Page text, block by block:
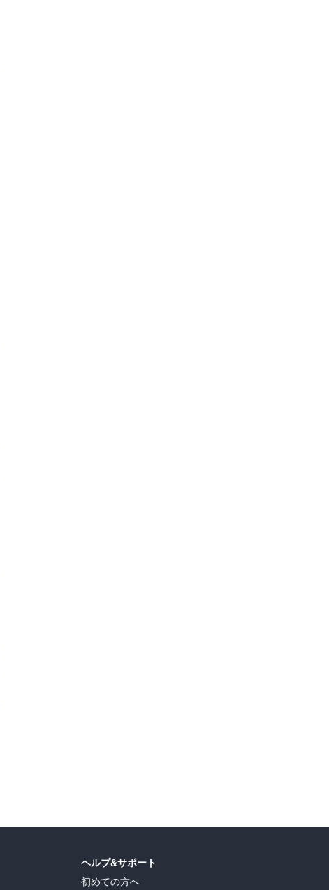
ヘルプ&サポート
初めての方へ